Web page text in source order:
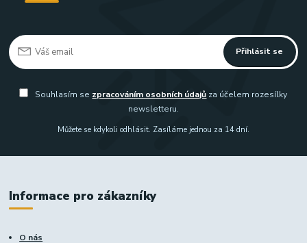
Přihlásit se
Souhlasím se zpracováním osobních údajů za účelem rozesílky
newsletteru.
Můžete se kdykoli odhlásit. Zasíláme jednou za 14 dní.
Informace pro zákazníky
O nás